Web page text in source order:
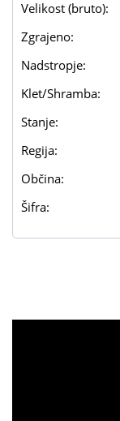
Velikost (bruto):
Zgrajeno:
Nadstropje:
Klet/Shramba:
Stanje:
Regija:
Občina:
Šifra: